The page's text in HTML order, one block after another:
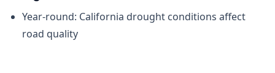
Year-round: California drought conditions affect
road quality